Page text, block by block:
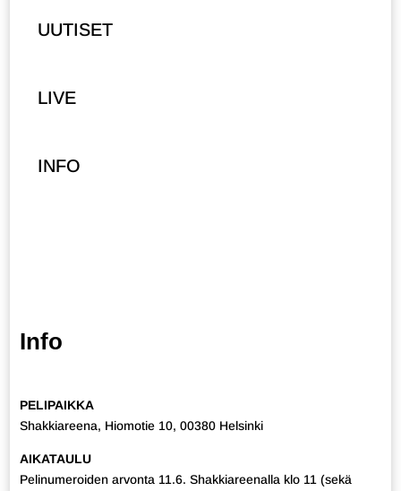
UUTISET
LIVE
INFO
Info
PELIPAIKKA
Shakkiareena, Hiomotie 10, 00380 Helsinki
AIKATAULU
Pelinumeroiden arvonta 11.6. Shakkiareenalla klo 11 (sekä